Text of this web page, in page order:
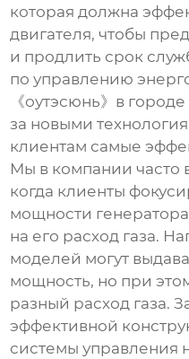
которая должна
двигателя, чтобы
и продлить срок
по управлению
《оутэсюнь》в
за новыми
клиентам самые
Мы в компании часто
когда клиенты
мощности
на его расход газа.
моделей могут
мощность, но при
разный расход газа.
эффективной
системы управления